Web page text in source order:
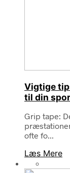
Vigtige
til din
Grip tape:
ofte fo...
Læs Mere